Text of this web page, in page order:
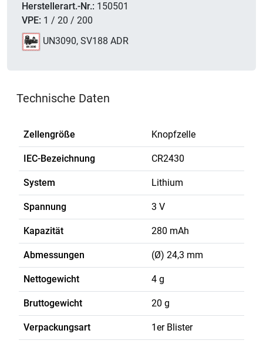
Herstellerart.-Nr.: 150501
VPE: 1 / 20 / 200
UN3090, SV188 ADR
Technische Daten
Zellengröße Knopfzelle
IEC-Bezeichnung CR2430
System Lithium
Spannung 3 V
Kapazität 280 mAh
Abmessungen (Ø) 24,3 mm
Nettogewicht 4 g
Bruttogewicht 20 g
Verpackungsart 1er Blister